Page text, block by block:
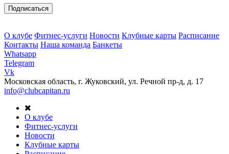
Подписаться
О клубе Фитнес-услуги Новости Клубные карты Расписание
Контакты Наша команда Банкеты
Whatsapp
Telegram
Vk
Московская область, г. Жуковский, ул. Речной пр-д, д. 17
info@clubcapitan.ru
О клубе
Фитнес-услуги
Новости
Клубные карты